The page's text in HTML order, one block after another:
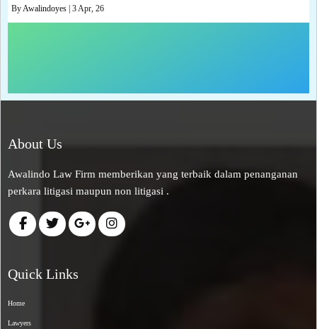
ByAwalindoyes 3Apr, 26
About Us
Awalindo Law Firm memberikan yang terbaik dalam penanganan
perkara litigasi maupun non litigasi .
Quick Links
Home
Lawyers